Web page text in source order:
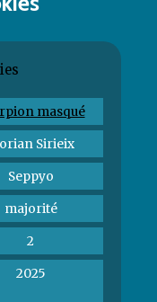
masqué
Sirieix
Seppyo
majorité
2
2025